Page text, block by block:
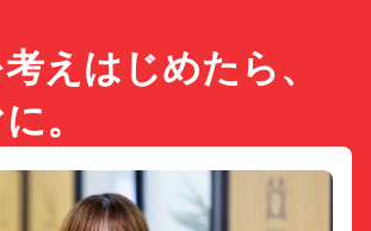
えはじめたら、
。